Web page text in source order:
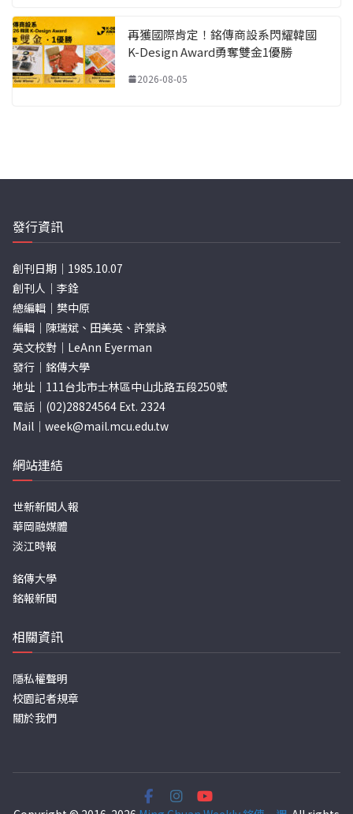
再獲國際肯定！銘傳商設系閃耀韓國
K-Design Award勇奪雙金1優勝
2026-08-05
發行資訊
創刊日期｜1985.10.07
創刊人｜李銓
總編輯｜樊中原
編輯｜陳瑞斌、田美英、許棠詠
英文校對｜LeAnn Eyerman
發行｜銘傳大學
地址｜111台北市士林區中山北路五段250號
電話｜(02)28824564 Ext. 2324
Mail｜ week@mail.mcu.edu.tw
網站連結
世新新聞人報
華岡融媒體
淡江時報
銘傳大學
銘報新聞
相關資訊
隱私權聲明
校園記者規章
關於我們